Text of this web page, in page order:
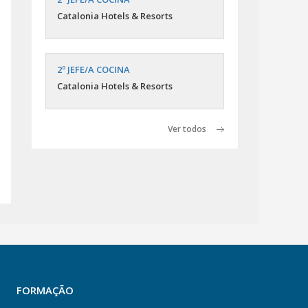
Catalonia Hotels & Resorts
2º JEFE/A COCINA
Catalonia Hotels & Resorts
Ver todos
FORMAÇÃO